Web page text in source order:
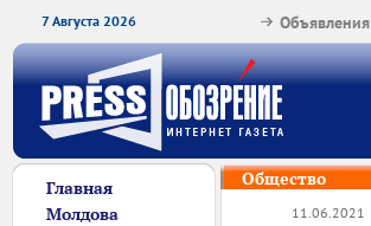
7 Августа 2026 Объявления
Главная
Молдова
Общество
11.06.2021